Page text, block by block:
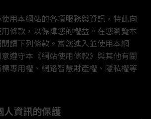
用本網站的各項服務與資訊，特此向
條款，以保障您的權益。在您瀏覽本
讀下列條款。當您進入並使用本網
遵守本《網站使用條款》與其他有關
專用權、網路智慧財產權、隱私權等
人資訊的保護